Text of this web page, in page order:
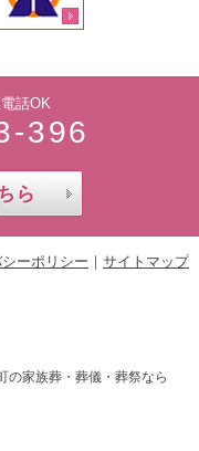
話OK
396
ーポリシー サイトマップ
の家族葬・葬儀・葬祭なら